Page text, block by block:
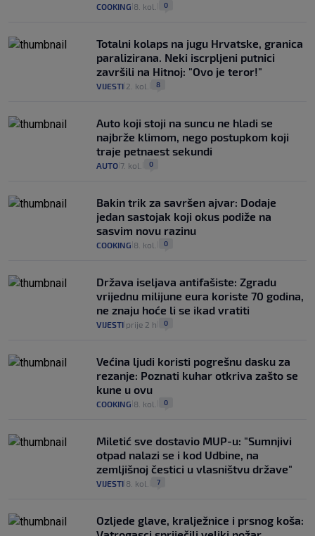
COOKING 8. kol. 0
Totalni kolaps na jugu Hrvatske, granica
paralizirana. Neki iscrpljeni putnici
završili na Hitnoj: "Ovo je teror!"
VIJESTI 2. kol. 8
Auto koji stoji na suncu ne hladi se
najbrže klimom, nego postupkom koji
traje petnaest sekundi
AUTO 7. kol. 0
Bakin trik za savršen ajvar: Dodaje
jedan sastojak koji okus podiže na
sasvim novu razinu
COOKING 8. kol. 0
Država iseljava antifašiste: Zgradu
vrijednu milijune eura koriste 70 godina,
ne znaju hoće li se ikad vratiti
VIJESTI prije 2 h 0
Većina ljudi koristi pogrešnu dasku za
rezanje: Poznati kuhar otkriva zašto se
kune u ovu
COOKING 8. kol. 0
Miletić sve dostavio MUP-u: "Sumnjivi
otpad nalazi se i kod Udbine, na
zemljišnoj čestici u vlasništvu države"
VIJESTI 8. kol. 7
Ozljede glave, kralježnice i prsnog koša: